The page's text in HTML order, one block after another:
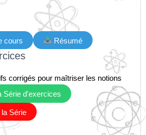
cours Résumé
corrigés pour maîtriser les notions
Série d'exercices
Série